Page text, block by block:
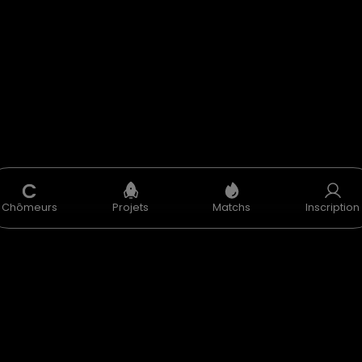
C
Chômeurs Projets Matchs Inscription